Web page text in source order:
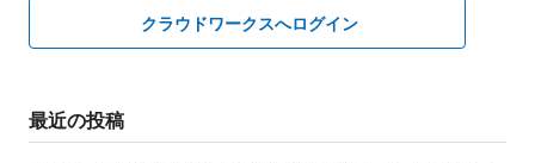
クラウドワークスへログイン
最近の投稿